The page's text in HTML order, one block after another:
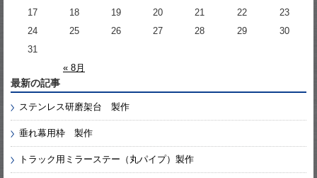
« 8月
17
18 19 20 21 22
23
24
25 26 27 28 29
30
31
最新の記事
ステンレス研磨架台 製作
垂れ幕用枠 製作
トラック用ミラーステー（丸パイプ）製作